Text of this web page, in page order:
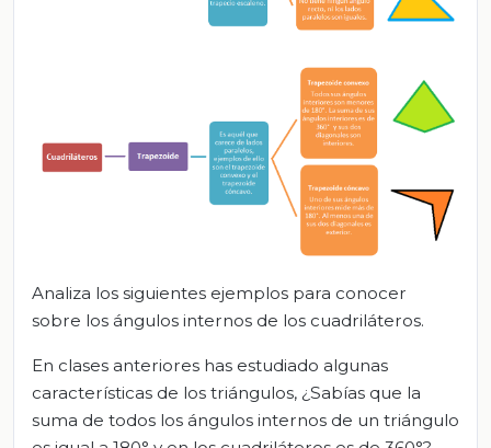
Analiza los siguientes ejemplos para conocer
sobre los ángulos internos de los cuadriláteros.
En clases anteriores has estudiado algunas
características de los triángulos, ¿Sabías que la
suma de todos los ángulos internos de un triángulo